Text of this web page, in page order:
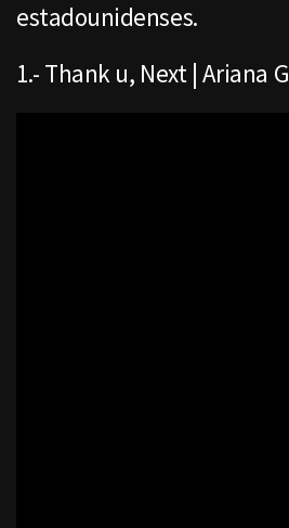
estadounidenses.
1.- Thank u, Next | Ariana